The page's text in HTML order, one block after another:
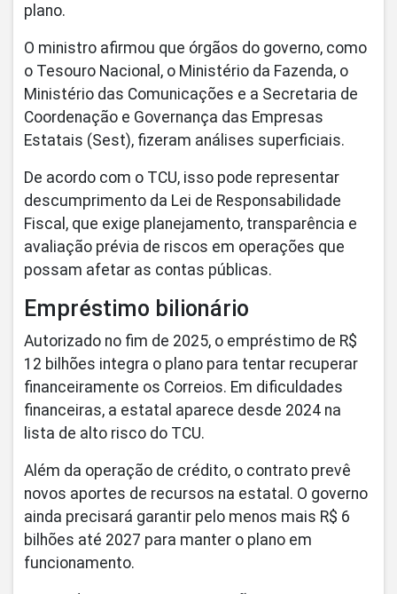
plano.
O ministro afirmou que órgãos do governo, como
o Tesouro Nacional, o Ministério da Fazenda, o
Ministério das Comunicações e a Secretaria de
Coordenação e Governança das Empresas
Estatais (Sest), fizeram análises superficiais.
De acordo com o TCU, isso pode representar
descumprimento da Lei de Responsabilidade
Fiscal, que exige planejamento, transparência e
avaliação prévia de riscos em operações que
possam afetar as contas públicas.
Empréstimo bilionário
Autorizado no fim de 2025, o empréstimo de R$
12 bilhões integra o plano para tentar recuperar
financeiramente os Correios. Em dificuldades
financeiras, a estatal aparece desde 2024 na
lista de alto risco do TCU.
Além da operação de crédito, o contrato prevê
novos aportes de recursos na estatal. O governo
ainda precisará garantir pelo menos mais R$ 6
bilhões até 2027 para manter o plano em
funcionamento.